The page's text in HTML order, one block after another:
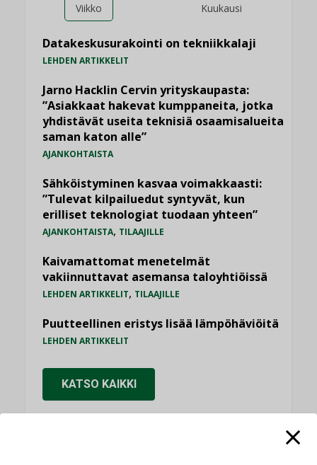
Viikko Kuukausi
Datakeskusurakointi on tekniikkalaji
LEHDEN ARTIKKELIT
Jarno Hacklin Cervin yrityskaupasta:
”Asiakkaat hakevat kumppaneita, jotka
yhdistävät useita teknisiä osaamisalueita
saman katon alle”
AJANKOHTAISTA
Sähköistyminen kasvaa voimakkaasti:
”Tulevat kilpailuedut syntyvät, kun
erilliset teknologiat tuodaan yhteen”
AJANKOHTAISTA, TILAAJILLE
Kaivamattomat menetelmät
vakiinnuttavat asemansa taloyhtiöissä
LEHDEN ARTIKKELIT, TILAAJILLE
Puutteellinen eristys lisää lämpöhäviöitä
LEHDEN ARTIKKELIT
KATSO KAIKKI